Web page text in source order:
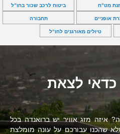
מט”ח ביטוח לרכב שכור בחו”ל
אופניים תחבורה
טיולים מאורגנים לחו”ל
כדאי לצאת
איזה מזג אוויר יש ברואנדה בכל
שהכנו עבורכם על עונה מומלצת